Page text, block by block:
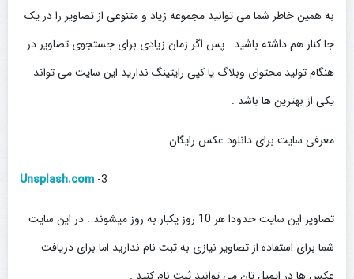
به همین خاطر شما می توانید مجموعه زیاد و متنوعی از تصاویر را در یک
جا کنار هم داشته باشید . پس اگر زمان زیادی برای جستجوی تصاویر در
هنگام تولید محتوای وبلاگ یا کپی رایتینگ ندارید این سایت می تواند
یکی از بهترین ها باشد .
معرفی سایت برای دانلود عکس رایگان
3-
Unsplash.com
تصاویر این سایت حدودا هر 10 روز یکبار به روز میشوند . در این سایت
شما برای استفاده از تصاویر نیازی به ثبت نام ندارید اما برای دریافت